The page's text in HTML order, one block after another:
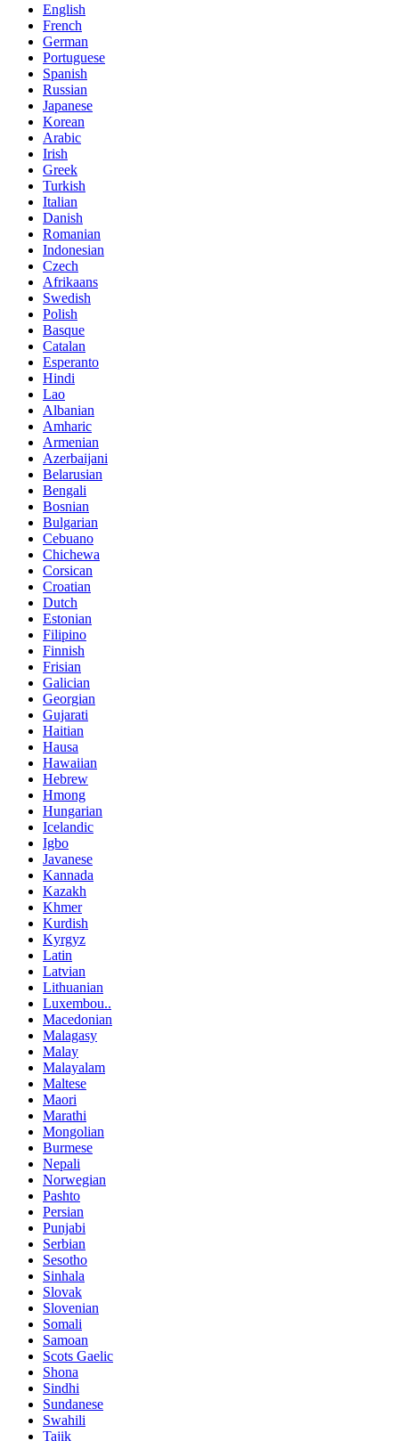
English
French
German
Portuguese
Spanish
Russian
Japanese
Korean
Arabic
Irish
Greek
Turkish
Italian
Danish
Romanian
Indonesian
Czech
Afrikaans
Swedish
Polish
Basque
Catalan
Esperanto
Hindi
Lao
Albanian
Amharic
Armenian
Azerbaijani
Belarusian
Bengali
Bosnian
Bulgarian
Cebuano
Chichewa
Corsican
Croatian
Dutch
Estonian
Filipino
Finnish
Frisian
Galician
Georgian
Gujarati
Haitian
Hausa
Hawaiian
Hebrew
Hmong
Hungarian
Icelandic
Igbo
Javanese
Kannada
Kazakh
Khmer
Kurdish
Kyrgyz
Latin
Latvian
Lithuanian
Luxembou..
Macedonian
Malagasy
Malay
Malayalam
Maltese
Maori
Marathi
Mongolian
Burmese
Nepali
Norwegian
Pashto
Persian
Punjabi
Serbian
Sesotho
Sinhala
Slovak
Slovenian
Somali
Samoan
Scots Gaelic
Shona
Sindhi
Sundanese
Swahili
Tajik